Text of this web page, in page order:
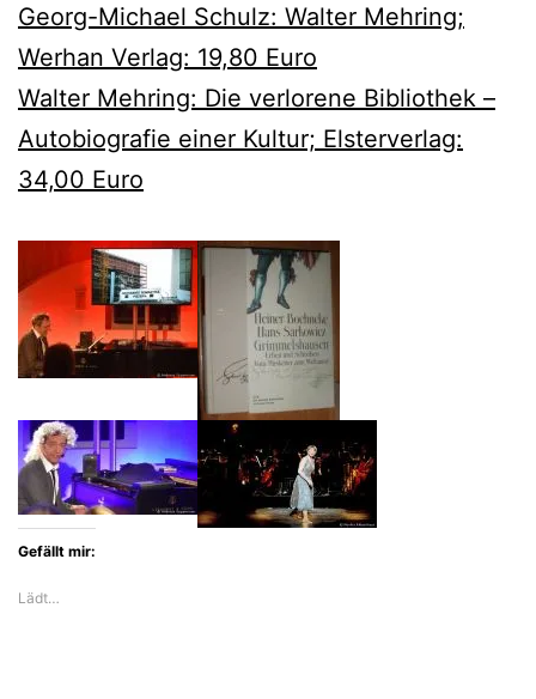
Georg-Michael Schulz: Walter Mehring;
Werhan Verlag: 19,80 Euro
Walter Mehring: Die verlorene Bibliothek –
Autobiografie einer Kultur; Elsterverlag:
34,00 Euro
Gefällt mir:
Lädt…